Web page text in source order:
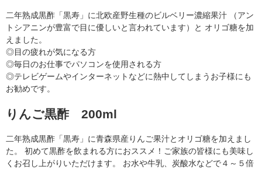
二年熟成黒酢「黒寿」に北欧産野生種のビルベリー濃縮果汁 （アン
トシアニンが豊富で目に優しいと言われています）と オリゴ糖を加
えました。
◎目の疲れが気になる方
◎毎日のお仕事でパソコンを使用される方
◎テレビゲームやインターネットなどに熱中してしまうお子様にも
お勧めです。
りんご黒酢 200ml
二年熟成黒酢「黒寿」に青森県産りんご果汁とオリゴ糖を加えまし
た。 初めて黒酢を飲まれる方におススメ！ご家族の皆様にも美味し
くお召し上がりいただけます。 お水や牛乳、炭酸水などで４～５倍